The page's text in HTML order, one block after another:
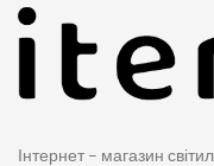
Інтернет – магазин